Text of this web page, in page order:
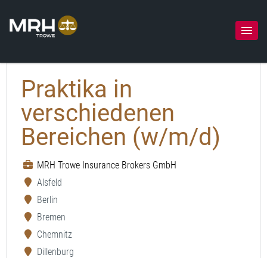
Praktika in
verschiedenen
Bereichen (w/m/d)
MRH Trowe Insurance Brokers GmbH
Alsfeld
Berlin
Bremen
Chemnitz
Dillenburg